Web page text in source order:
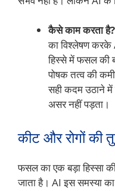
कैसे काम करता है?
का विश्लेषण
हिस्से में फसल की
पोषक तत्व की
सही कदम उठाने में
असर नहीं पड़ता।
कीट और रोगों की
फसल का एक बड़ा हिस्सा
जाता है। AI इस समस्या